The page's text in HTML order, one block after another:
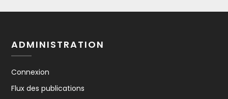
ADMINISTRATION
Connexion
Flux des publications